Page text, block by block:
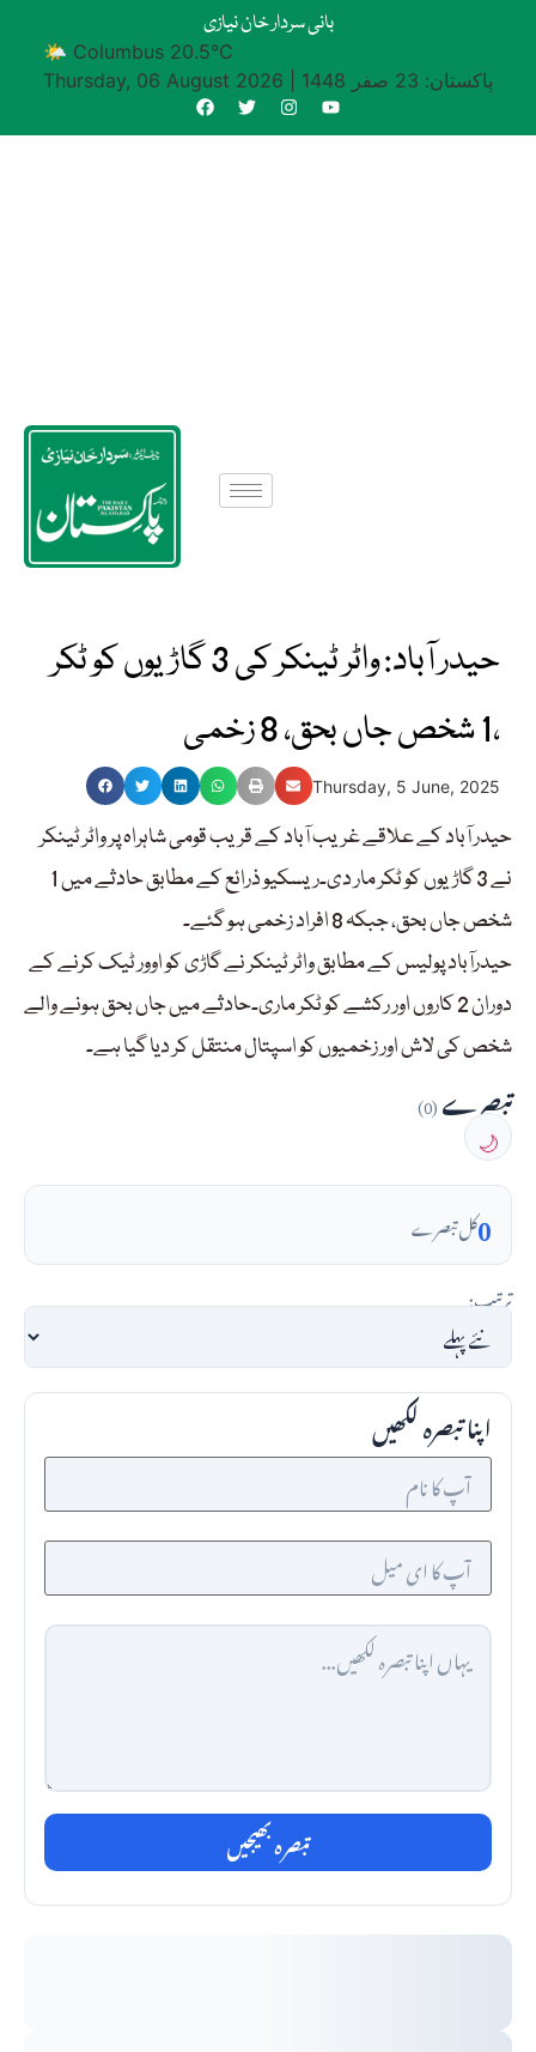
بانی سردار خان نیازی
🌤 Columbus 20.5°C
Thursday, 06 August 2026
پاکستان: 23 صفر 1448
حیدر آباد: واٹر ٹینکر کی 3 گاڑیوں کو ٹکر
،1 شخص جاں بحق، 8 زخمی
Thursday, 5 June, 2025
حیدر آباد کے علاقے غریب آباد کے قریب قومی شاہراہ پر واٹر ٹینکر
نے 3 گاڑیوں کو ٹکر مار دی۔ریسکیو ذرائع کے مطابق حادثے میں 1
شخص جاں بحق، جبکہ 8 افراد زخمی ہو گئے۔
حیدرآباد پولیس کے مطابق واٹر ٹینکر نے گاڑی کو اوور ٹیک کرنے کے
دوران 2 کاروں اور رکشے کو ٹکر ماری۔حادثے میں جاں بحق ہونے والے
شخص کی لاش اور زخمیوں کو اسپتال منتقل کر دیا گیا ہے۔
تبصرے(0)
🌙
0کل تبصرے
ترتیب:
اپنا تبصرہ لکھیں
تبصرہ بھیجیں